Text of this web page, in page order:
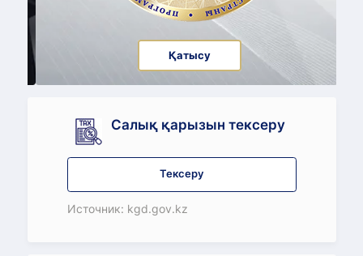
Қатысу
Салық қарызын тексеру
Тексеру
Источник: kgd.gov.kz